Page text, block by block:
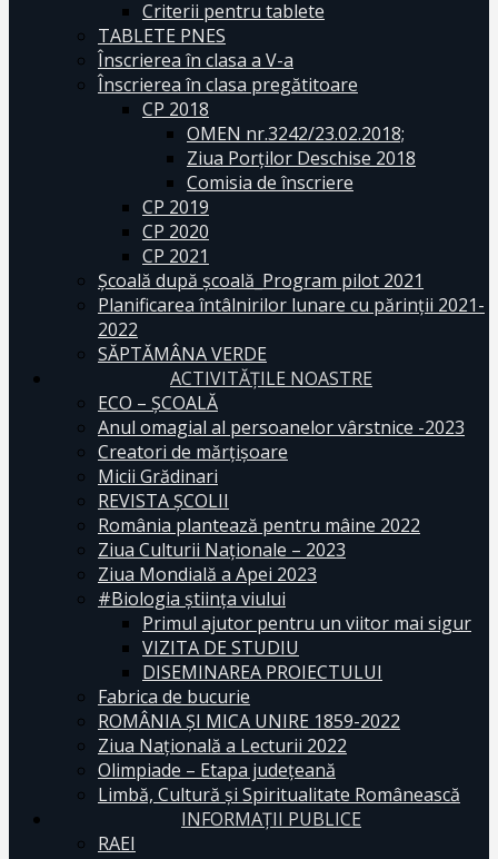
Criterii pentru tablete
TABLETE PNES
Înscrierea în clasa a V-a
Înscrierea în clasa pregătitoare
CP 2018
OMEN nr.3242/23.02.2018;
Ziua Porților Deschise 2018
Comisia de înscriere
CP 2019
CP 2020
CP 2021
Școală după școală_Program pilot 2021
Planificarea întâlnirilor lunare cu părinții 2021-
2022
SĂPTĂMÂNA VERDE
ACTIVITĂȚILE NOASTRE
ECO – ŞCOALĂ
Anul omagial al persoanelor vârstnice -2023
Creatori de mărțișoare
Micii Grădinari
REVISTA ŞCOLII
România plantează pentru mâine 2022
Ziua Culturii Naționale – 2023
Ziua Mondială a Apei 2023
#Biologia știința viului
Primul ajutor pentru un viitor mai sigur
VIZITA DE STUDIU
DISEMINAREA PROIECTULUI
Fabrica de bucurie
ROMÂNIA ŞI MICA UNIRE 1859-2022
Ziua Naţională a Lecturii 2022
Olimpiade – Etapa judeţeană
Limbă, Cultură și Spiritualitate Românească
INFORMAŢII PUBLICE
RAEI